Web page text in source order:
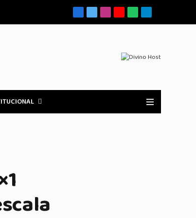
Facebook
X
(Twitter)
Instagram
YouTubeWhatsAppTelegrama